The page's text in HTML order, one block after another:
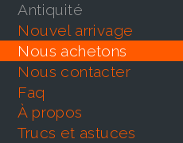
antiquité
nouvel arrivage
nous achetons
nous contacter
faq
À propos
trucs et astuces